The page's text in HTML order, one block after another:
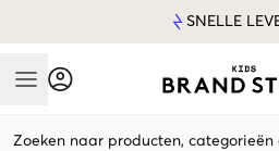
SNELLE
Mobile Menu
Zoeken naar producten, categorieën